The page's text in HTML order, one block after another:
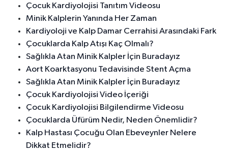
Çocuk Kardiyolojisi Tanıtım Videosu
Minik Kalplerin Yanında Her Zaman
Kardiyoloji ve Kalp Damar Cerrahisi Arasındaki Fark
Çocuklarda Kalp Atışı Kaç Olmalı?
Sağlıkla Atan Minik Kalpler İçin Buradayız
Aort Koarktasyonu Tedavisinde Stent Açma
Sağlıkla Atan Minik Kalpler İçin Buradayız
Çocuk Kardiyolojisi Video İçeriği
Çocuk Kardiyolojisi Bilgilendirme Videosu
Çocuklarda Üfürüm Nedir, Neden Önemlidir?
Kalp Hastası Çocuğu Olan Ebeveynler Nelere
Dikkat Etmelidir?